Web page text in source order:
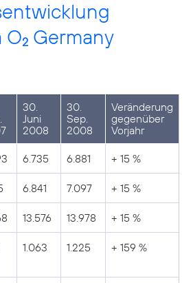
O2 Germany
30.
Juni
2008
30.
Sep.
2008
Veränderung
gegenüber
Vorjahr
6.735 6.881 + 15 %
6.841 7.097 + 15 %
13.576 13.978 + 15 %
1.063 1.225 + 159 %